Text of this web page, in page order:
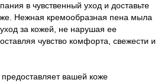
в чувственный уход и доставьте
Нежная кремообразная пена мыла
за кожей, не нарушая ее
чувство комфорта, свежести и
вашей коже